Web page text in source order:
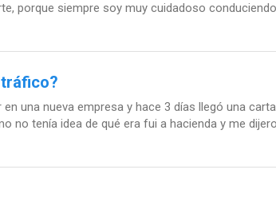
porque siempre soy muy cuidadoso
tráfico?
una nueva empresa y hace 3 días llegó una
no tenía idea de qué era fui a hacienda y me